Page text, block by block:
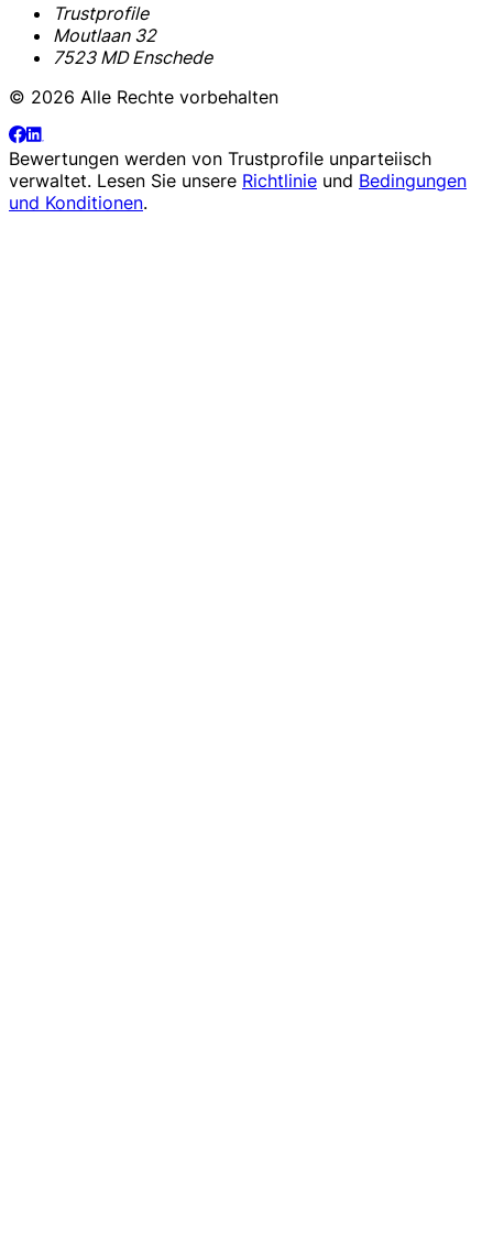
Trustprofile
Moutlaan 32
7523 MD Enschede
© 2026 Alle Rechte vorbehalten
Bewertungen werden von Trustprofile unparteiisch
verwaltet. Lesen Sie unsere Richtlinie und Bedingungen
und Konditionen.